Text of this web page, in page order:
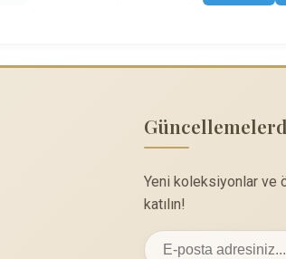
Yeni koleksiyonlar ve
katılın!